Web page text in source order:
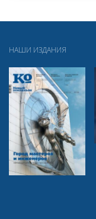
НАШИ ИЗДАНИЯ